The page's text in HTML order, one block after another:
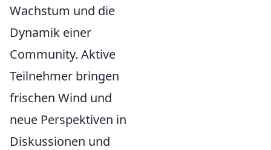
Wachstum und die
Dynamik einer
Community. Aktive
Teilnehmer bringen
frischen Wind und
neue Perspektiven in
Diskussionen und